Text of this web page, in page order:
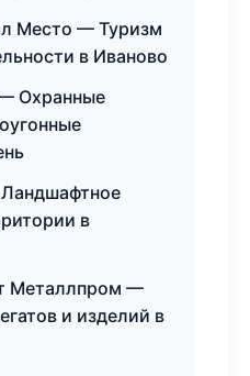
Место — Туризм
в Иваново
Охранные
в
Металлпром —
и изделий в